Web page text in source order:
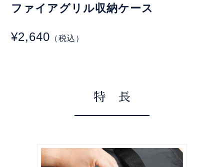
ファイアグリル収納ケース
¥2,640 （税込）
特 長